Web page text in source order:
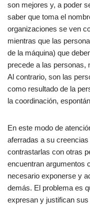
son mejores y, a poder
saber que toma el
organizaciones se ven
mientras que las
de la máquina) que
precede a las personas,
Al contrario, son las
como resultado de la
la coordinación,
En este modo de
aferradas a su
contrastarlas con otras
encuentran argumentos
necesario exponerse y
demás. El problema es
expresan y justifican